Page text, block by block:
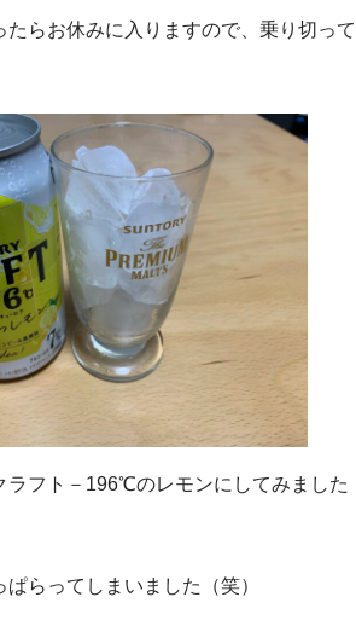
たらお休みに入りますので、乗り切って
ラフト－196℃のレモンにしてみました
らってしまいました（笑）